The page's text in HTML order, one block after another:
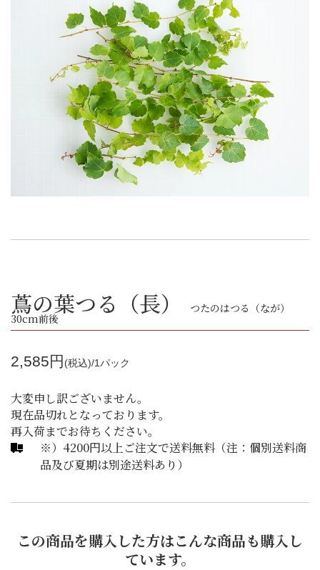
蔦の葉つる（長） つたのはつる（なが）
30cm前後
2,585円 (税込)/1パック
大変申し訳ございません。
現在品切れとなっております。
再入荷までお待ちください。
※）4200円以上ご注文で送料無料（注：個別送料商
品及び夏期は別途送料あり）
この商品を購入した方はこんな商品も購入し
ています。